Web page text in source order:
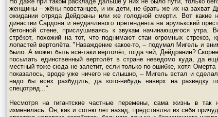
женщины – жёны повстанцев, и их дети, не брать же их на захват
ожидании отряда Дейдраны или же голодной смерти. Вот какие
династии Сардона и неудачливого претендента на арулькский
бетонной стене, прислушиваясь к звукам начинающегося утра.
стрёкот, похожий на тот, что поднимают стаи огромных
лопастей вертолёта. "Наваждение какое-то, – подумал Мигель и
было. А может быть всё-таки вертолёт, тогда чей, Дейдранин?
посылать единственный вертолёт в стране неведомо куда, да
местный тоже сюда не залетит, если только по ошибке, хотя
показалось, вроде уже ничего не слышно, – Мигель встал и
надо бы всех разбудить, да кого-нибудь наверх на разведку
спецотряд..."
Несмотря на гигантские частные перемены, сама жизнь в так
изменилась. Он, как и сотню лет назад, представлял из себя